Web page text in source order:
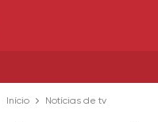
Início Notícias de tv